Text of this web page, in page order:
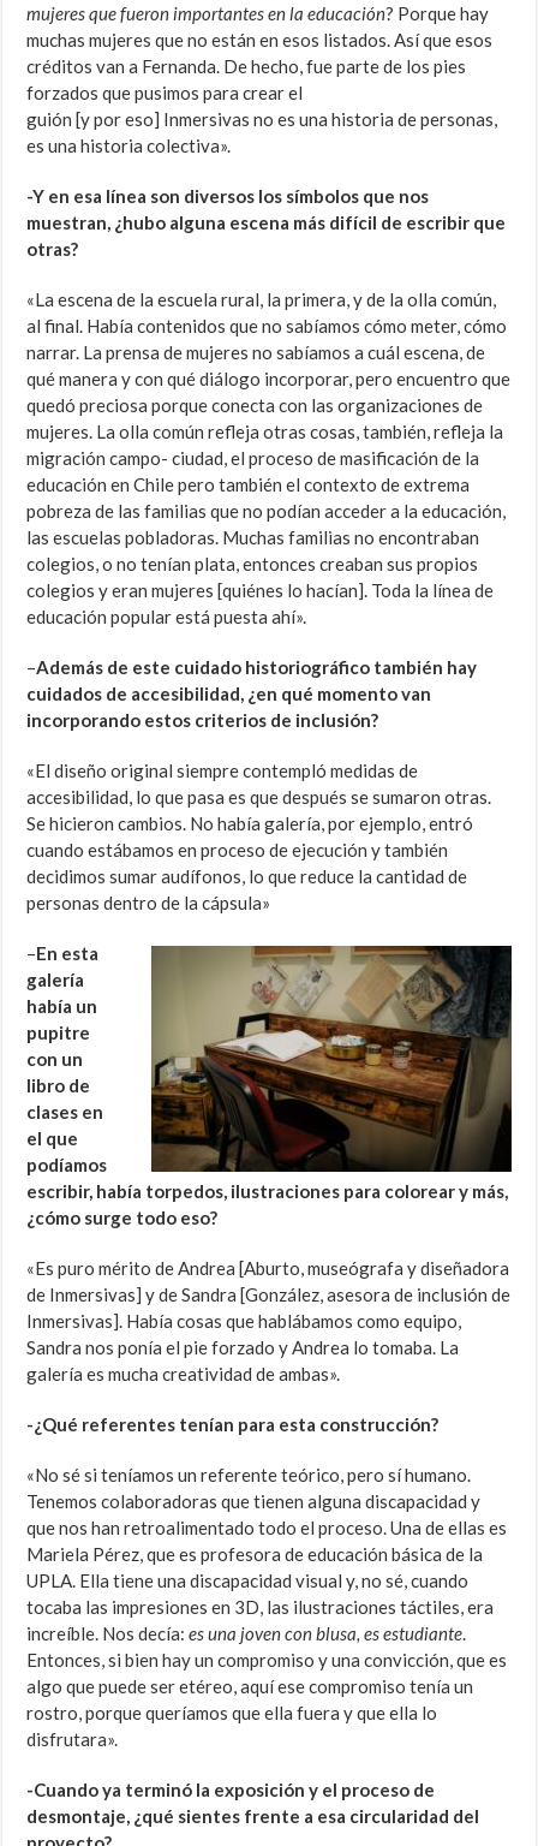
mujeres que fueron importantes en la educación? Porque hay
muchas mujeres que no están en esos listados. Así que esos
créditos van a Fernanda. De hecho, fue parte de los pies
forzados que pusimos para crear el
guión [y por eso] Inmersivas no es una historia de personas,
es una historia colectiva».
-Y en esa línea son diversos los símbolos que nos
muestran, ¿hubo alguna escena más difícil de escribir que
otras?
«La escena de la escuela rural, la primera, y de la olla común,
al final. Había contenidos que no sabíamos cómo meter, cómo
narrar. La prensa de mujeres no sabíamos a cuál escena, de
qué manera y con qué diálogo incorporar, pero encuentro que
quedó preciosa porque conecta con las organizaciones de
mujeres. La olla común refleja otras cosas, también, refleja la
migración campo- ciudad, el proceso de masificación de la
educación en Chile pero también el contexto de extrema
pobreza de las familias que no podían acceder a la educación,
las escuelas pobladoras. Muchas familias no encontraban
colegios, o no tenían plata, entonces creaban sus propios
colegios y eran mujeres [quiénes lo hacían]. Toda la línea de
educación popular está puesta ahí».
–Además de este cuidado historiográfico también hay
cuidados de accesibilidad, ¿en qué momento van
incorporando estos criterios de inclusión?
«El diseño original siempre contempló medidas de
accesibilidad, lo que pasa es que después se sumaron otras.
Se hicieron cambios. No había galería, por ejemplo, entró
cuando estábamos en proceso de ejecución y también
decidimos sumar audífonos, lo que reduce la cantidad de
personas dentro de la cápsula»
–En esta
galería
había un
pupitre
con un
libro de
clases en
el que
podíamos
escribir, había torpedos, ilustraciones para colorear y más,
¿cómo surge todo eso?
«Es puro mérito de Andrea [Aburto, museógrafa y diseñadora
de Inmersivas] y de Sandra [González, asesora de inclusión de
Inmersivas]. Había cosas que hablábamos como equipo,
Sandra nos ponía el pie forzado y Andrea lo tomaba. La
galería es mucha creatividad de ambas».
-¿Qué referentes tenían para esta construcción?
«No sé si teníamos un referente teórico, pero sí humano.
Tenemos colaboradoras que tienen alguna discapacidad y
que nos han retroalimentado todo el proceso. Una de ellas es
Mariela Pérez, que es profesora de educación básica de la
UPLA. Ella tiene una discapacidad visual y, no sé, cuando
tocaba las impresiones en 3D, las ilustraciones táctiles, era
increíble. Nos decía:es una joven con blusa, es estudiante.
Entonces, si bien hay un compromiso y una convicción, que es
algo que puede ser etéreo, aquí ese compromiso tenía un
rostro, porque queríamos que ella fuera y que ella lo
disfrutara».
-Cuando ya terminó la exposición y el proceso de
desmontaje, ¿qué sientes frente a esa circularidad del